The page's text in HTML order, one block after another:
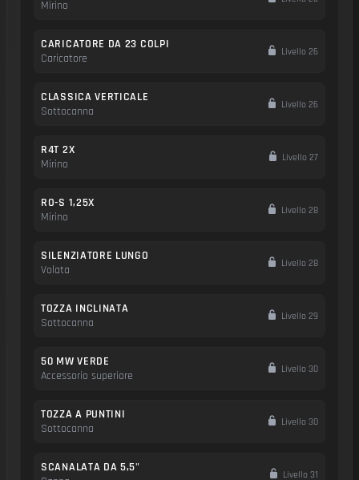
Mirino
CARICATORE DA 23 COLPI
Caricatore
Livello 26
CLASSICA VERTICALE
Sottocanna
Livello 26
R4T 2X
Mirino
Livello 27
RO-S 1,25X
Mirino
Livello 28
SILENZIATORE LUNGO
Volata
Livello 28
TOZZA INCLINATA
Sottocanna
Livello 29
50 MW VERDE
Accessorio superiore
Livello 30
TOZZA A PUNTINI
Sottocanna
Livello 30
SCANALATA DA 5,5"
Livello 31